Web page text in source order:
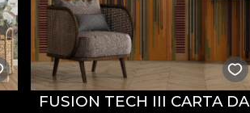
FUSION TECH III CARTA DA